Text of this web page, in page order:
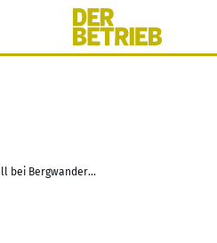
Arbeitsunfall bei Bergwanderung?